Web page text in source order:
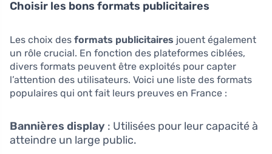
Choisir les bons formats publicitaires
Les choix des formats publicitaires jouent également
un rôle crucial. En fonction des plateformes ciblées,
divers formats peuvent être exploités pour capter
l’attention des utilisateurs. Voici une liste des formats
populaires qui ont fait leurs preuves en France :
Bannières display : Utilisées pour leur capacité à
atteindre un large public.